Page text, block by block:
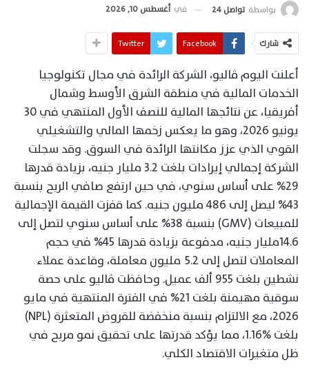
بواسطة تواصل 24 في أغسطس 10, 2026
شارك Facebook
Twitter
أعلنت اليوم ڤاليو، الشركة الرائدة في مجال تكنولوجيا
الخدمات المالية في منطقة الشرق الأوسط وشمال
أفريقيا، عن نتائجها المالية للنصف الأول المنتهي في 30
يونيو 2026، وهو ما يعكس زخمها المالي والتشغيلي
القوي الذي عزز مكانتها الرائدة في السوق. وقد سجلت
الشركة إجمالي إيرادات بلغت 3.2 مليار جنيه، بزيادة قدرها
29% على أساس سنوي، في حين ارتفع صافي الربح بنسبة
43% ليصل إلى 486 مليون جنيه. كما قفزت القيمة الإجمالية
للمبيعات (GMV) بنسبة 38% على أساس سنوي لتصل إلى
14.6مليار جنيه، مدفوعة بزيادة قدرها 45% في حجم
المعاملات لتصل إلى 5.2 مليون معاملة، وقاعدة عملاء
نشطين بلغت 955 ألف عميل. وحافظت ڤاليو على حصة
سوقية مهيمنة بلغت 21% في الفترة المنتهية في مايو
2026، مع الالتزام بنسبة منخفضة للقروض المتعثرة (NPL)
بلغت %1.16، مما يؤكد قدرتها على تحقيق نمو مربح في
ظل متغيرات الاقتصاد الكلي.